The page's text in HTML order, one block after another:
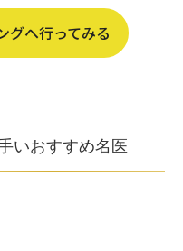
グへ行ってみる
いおすすめ名医